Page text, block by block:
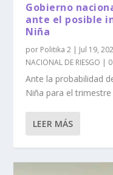
Gobierno
ante el posible
Niña
por Politika 2 | Jul 19,
NACIONAL DE RIESGO |
Ante la probabilidad
Niña para el
LEER MÁS